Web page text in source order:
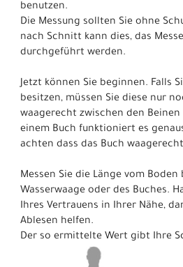
benutzen.
Die Messung sollten Sie ohne
nach Schnitt kann dies, das
durchgeführt werden.
Jetzt können Sie beginnen. Falls
besitzen, müssen Sie diese nur
waagerecht zwischen den
einem Buch funktioniert es
achten dass das Buch
Messen Sie die Länge vom
Wasserwaage oder des Buches.
Ihres Vertrauens in Ihrer Nähe,
Ablesen helfen.
Der so ermittelte Wert gibt Ihre